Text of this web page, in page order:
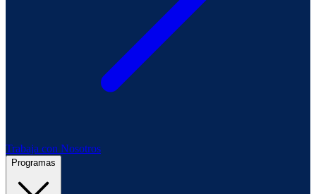
Trabaja con Nosotros
Programas